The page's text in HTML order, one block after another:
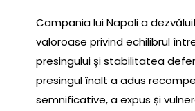
Campania lui Napoli a
valoroase privind echilibrul
presingului și stabilitatea
presingul înalt a adus
semnificative, a expus și